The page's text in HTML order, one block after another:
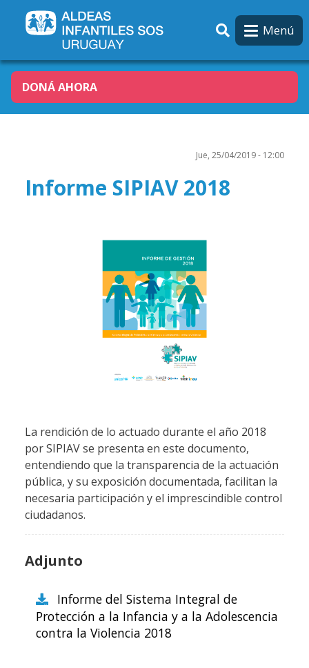
Menú
DONÁ AHORA
Jue, 25/04/2019 - 12:00
Informe SIPIAV 2018
La rendición de lo actuado durante el año 2018
por SIPIAV se presenta en este documento,
entendiendo que la transparencia de la actuación
pública, y su exposición documentada, facilitan la
necesaria participación y el imprescindible control
ciudadanos.
Adjunto
Informe del Sistema Integral de
Protección a la Infancia y a la Adolescencia
contra la Violencia 2018